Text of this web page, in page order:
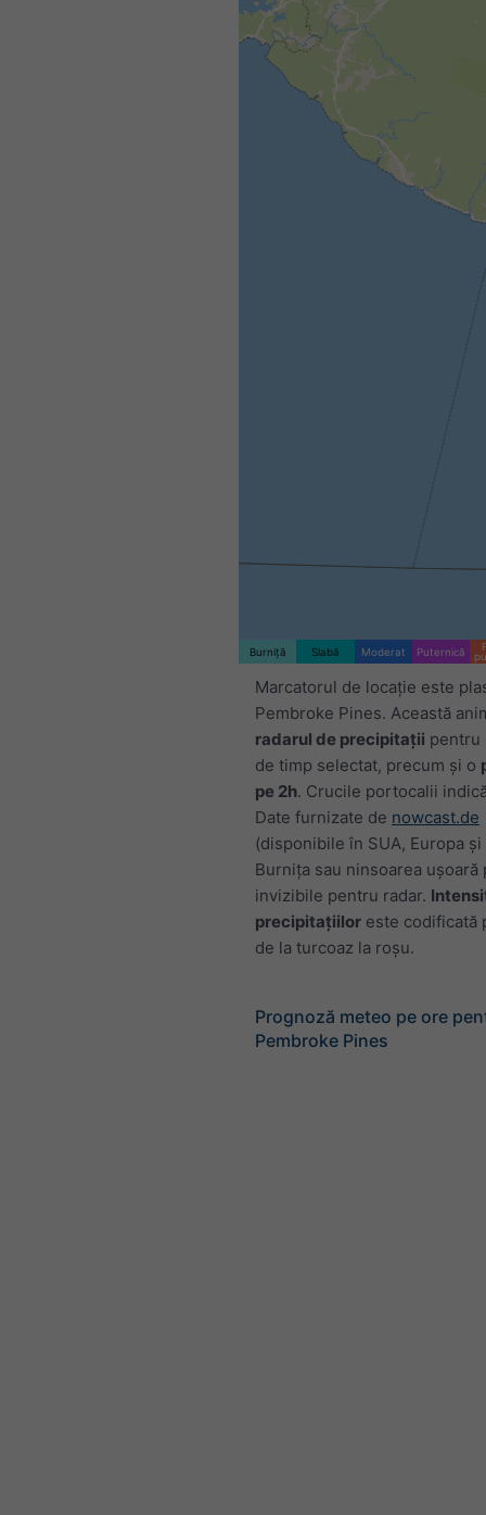
Burniță Slabă Moderat Puternică
Marcatorul de locație este
Pembroke Pines. Această
radarul de precipitații pentru
de timp selectat, precum și o
pe 2h. Crucile portocalii
Date furnizate de nowcast.de
(disponibile în SUA, Europa
Burnița sau ninsoarea ușoară
invizibile pentru radar.
precipitațiilor este codificată
de la turcoaz la roșu.
Prognoză meteo pe ore
Pembroke Pines